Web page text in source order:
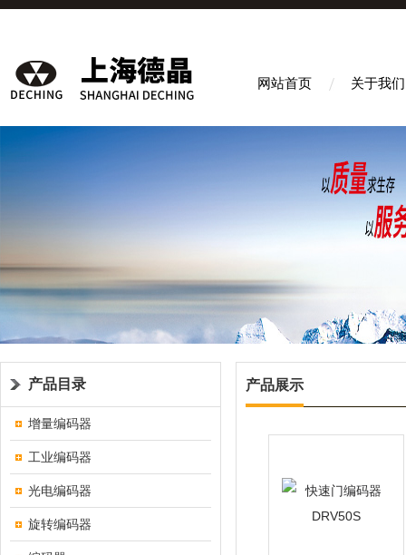
网站首页 关于我们
产品目录
增量编码器
工业编码器
光电编码器
旋转编码器
产品展示